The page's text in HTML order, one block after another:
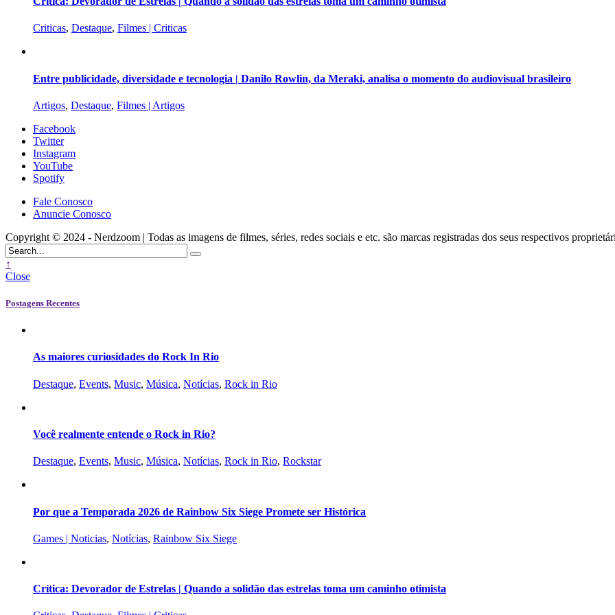
Criticas, Destaque, Filmes | Criticas
Entre publicidade, diversidade e tecnologia | Danilo Rowlin, da Meraki, analisa o momento do audiovisual brasileiro
Artigos, Destaque, Filmes | Artigos
Facebook
Twitter
Instagram
YouTube
Spotify
Fale Conosco
Anuncie Conosco
Copyright © 2024 - Nerdzoom | Todas as imagens de filmes, séries, redes sociais e etc. são marcas registradas dos seus respectivos
↑
Close
Postagens Recentes
As maiores curiosidades do Rock In Rio
Destaque, Events, Music, Música, Notícias, Rock in Rio
Você realmente entende o Rock in Rio?
Destaque, Events, Music, Música, Notícias, Rock in Rio, Rockstar
Por que a Temporada 2026 de Rainbow Six Siege Promete ser Histórica
Games | Noticias, Notícias, Rainbow Six Siege
Crítica: Devorador de Estrelas | Quando a solidão das estrelas toma um caminho otimista